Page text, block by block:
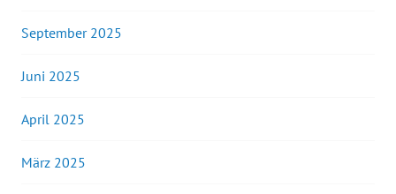
September 2025
Juni 2025
April 2025
März 2025